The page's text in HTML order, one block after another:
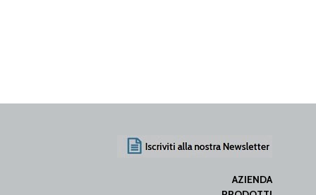
AZIENDA